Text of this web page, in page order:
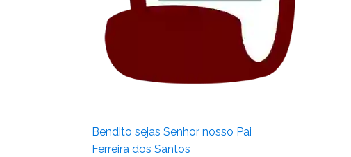
Bendito sejas Senhor nosso Pai
Ferreira dos Santos